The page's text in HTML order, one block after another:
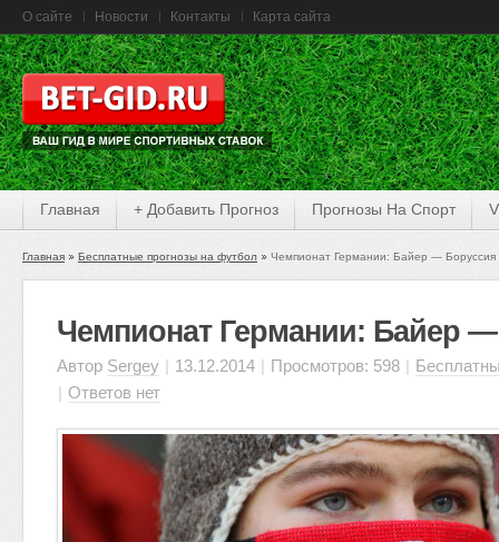
О сайте Новости Контакты Карта сайта
Главная + Добавить Прогноз Прогнозы На Спорт
Главная Бесплатные прогнозы на футбол Чемпионат Германии: Байер —
Чемпионат Германии: Байер
Автор Sergey | 13.12.2014 | Просмотров: 598 |
| Ответов нет